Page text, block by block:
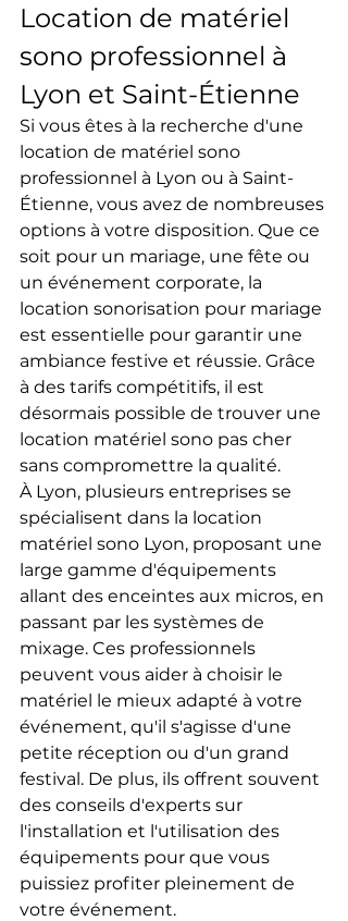
Location de matériel
sono professionnel à
Lyon et Saint-Étienne
Si vous êtes à la recherche d'une
location de matériel sono
professionnel à Lyon ou à Saint-
Étienne, vous avez de nombreuses
options à votre disposition. Que ce
soit pour un mariage, une fête ou
un événement corporate, la
location sonorisation pour mariage
est essentielle pour garantir une
ambiance festive et réussie. Grâce
à des tarifs compétitifs, il est
désormais possible de trouver une
location matériel sono pas cher
sans compromettre la qualité.
À Lyon, plusieurs entreprises se
spécialisent dans la location
matériel sono Lyon, proposant une
large gamme d'équipements
allant des enceintes aux micros, en
passant par les systèmes de
mixage. Ces professionnels
peuvent vous aider à choisir le
matériel le mieux adapté à votre
événement, qu'il s'agisse d'une
petite réception ou d'un grand
festival. De plus, ils offrent souvent
des conseils d'experts sur
l'installation et l'utilisation des
équipements pour que vous
puissiez profiter pleinement de
votre événement.